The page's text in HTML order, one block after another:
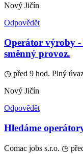
Nový Jičín
Odpovědět
‍️Operátor výroby
směnný provoz.
◷ před 9 hod. Plný
Nový Jičín
Odpovědět
️‍️Hledáme
Comac jobs s.r.o. ◷